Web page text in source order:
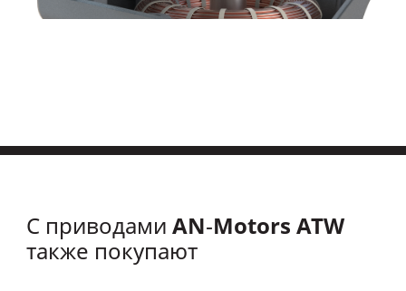
С приводами AN‑Motors ATW
также покупают